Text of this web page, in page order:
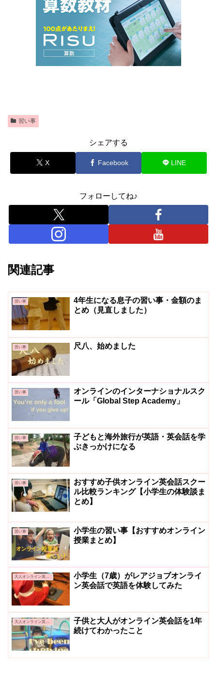
習い事
シェアする
X Facebook LINE
フォローしてね♪
関連記事
習い事
4年生になる息子の習い事・金額のま
とめ（見直しました）
習い事 尺八、始めました
習い事
オンラインのインターナショナルスク
ール「Global Step Academy」
習い事
子どもと海外旅行が英語・英会話を学
ぶきっかけになる
習い事
おすすめ子供オンライン英会話スクー
ル比較ランキング【小学生の体験談ま
とめ】
習い事
小学生の習い事【おすすめオンライン
授業まとめ】
大人オンライン英会話
小学生（7歳）がレアジョブオンライ
ン英会話で英語を体験してみた
大人オンライン英会話
子供と大人がオンライン英会話を1年
続けてわかったこと